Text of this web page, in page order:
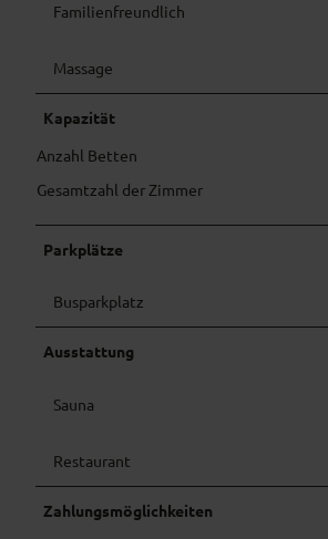
Familienfreundlich
Massage
Kapazität
Anzahl Betten
Gesamtzahl der Zimmer
Parkplätze
Busparkplatz
Ausstattung
Sauna
Restaurant
Zahlungsmöglichkeiten